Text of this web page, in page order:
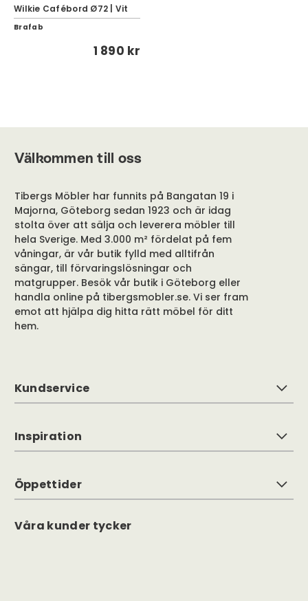
Wilkie Cafébord Ø72 | Vit
Brafab
1 890 kr
Välkommen till oss
Tibergs Möbler har funnits på Bangatan 19 i
Majorna, Göteborg sedan 1923 och är idag
stolta över att sälja och leverera möbler till
hela Sverige. Med 3.000 m² fördelat på fem
våningar, är vår butik fylld med alltifrån
sängar, till förvaringslösningar och
matgrupper. Besök vår butik i Göteborg eller
handla online på tibergsmobler.se. Vi ser fram
emot att hjälpa dig hitta rätt möbel för ditt
hem.
Kundservice
Inspiration
Öppettider
Våra kunder tycker